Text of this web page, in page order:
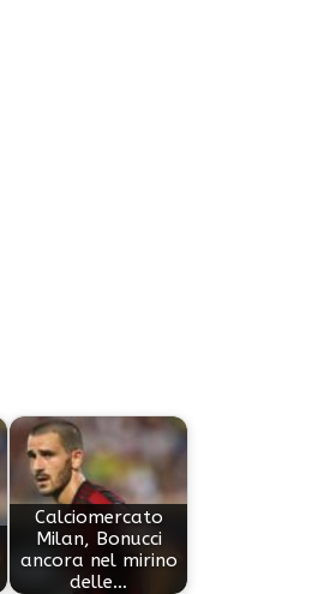
Calciomercato
Milan, Bonucci
ancora nel mirino
delle…